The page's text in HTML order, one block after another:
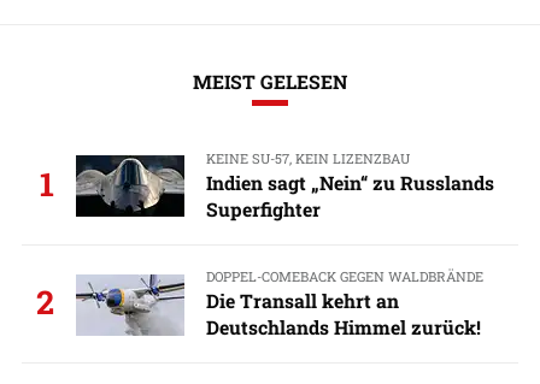
MEIST GELESEN
1
KEINE SU-57, KEIN LIZENZBAU
Indien sagt „Nein“ zu Russlands
Superfighter
2
DOPPEL-COMEBACK GEGEN WALDBRÄNDE
Die Transall kehrt an
Deutschlands Himmel zurück!